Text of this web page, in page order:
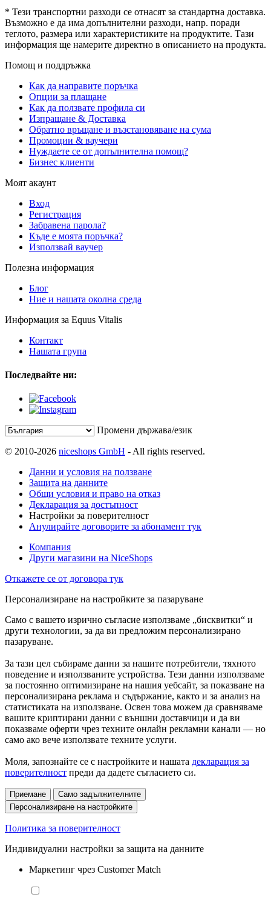
* Тези транспортни разходи се отнасят за стандартна доставка.
Възможно е да има допълнителни разходи, напр. поради
теглото, размера или характеристиките на продуктите. Тази
информация ще намерите директно в описанието на продукта.
Помощ и поддръжка
Как да направите поръчка
Опции за плащане
Как да ползвате профила си
Изпращане & Доставка
Обратно връщане и възстановяване на сума
Промоции & ваучери
Нуждаете се от допълнителна помощ?
Бизнес клиенти
Моят акаунт
Вход
Регистрация
Забравена парола?
Къде е моята поръчка?
Използвай ваучер
Полезна информация
Блог
Ние и нашата околна среда
Информация за Equus Vitalis
Контакт
Нашата група
Последвайте ни:
Промени държава/език
© 2010-2026 niceshops GmbH - All rights reserved.
Данни и условия на ползване
Защита на данните
Общи условия и право на отказ
Декларация за достъпност
Настройки за поверителност
Анулирайте договорите за абонамент тук
Компания
Други магазини на NiceShops
Откажете се от договора тук
Персонализиране на настройките за пазаруване
Само с вашето изрично съгласие използваме „бисквитки“ и
други технологии, за да ви предложим персонализирано
пазаруване.
За тази цел събираме данни за нашите потребители, тяхното
поведение и използваните устройства. Тези данни използваме
за постоянно оптимизиране на нашия уебсайт, за показване на
персонализирана реклама и съдържание, както и за анализ на
статистиката на използване. Освен това можем да сравняваме
вашите криптирани данни с външни доставчици и да ви
показваме оферти чрез техните онлайн рекламни канали — но
само ако вече използвате техните услуги.
Моля, запознайте се с настройките и нашата декларация за
поверителност преди да дадете съгласието си.
Приемане
Само задължителните
Персонализиране на настройките
Политика за поверителност
Индивидуални настройки за защита на данните
Маркетинг чрез Customer Match